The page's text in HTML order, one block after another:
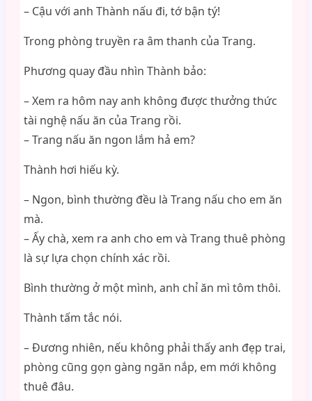
– Cậu với anh Thành nấu đi, tớ bận tý!
Trong phòng truyền ra âm thanh của Trang.
Phương quay đầu nhìn Thành bảo:
– Xem ra hôm nay anh không được thưởng thức
tài nghệ nấu ăn của Trang rồi.
– Trang nấu ăn ngon lắm hả em?
Thành hơi hiếu kỳ.
– Ngon, bình thường đều là Trang nấu cho em ăn
mà.
– Ấy chà, xem ra anh cho em và Trang thuê phòng
là sự lựa chọn chính xác rồi.
Bình thường ở một mình, anh chỉ ăn mì tôm thôi.
Thành tấm tắc nói.
– Đương nhiên, nếu không phải thấy anh đẹp trai,
phòng cũng gọn gàng ngăn nắp, em mới không
thuê đâu.